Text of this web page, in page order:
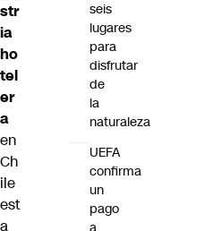
str
ia
ho
tel
er
a
en
Ch
ile
est
a
seis
lugares
para
disfrutar
de
la
naturaleza
UEFA
confirma
un
pago
a